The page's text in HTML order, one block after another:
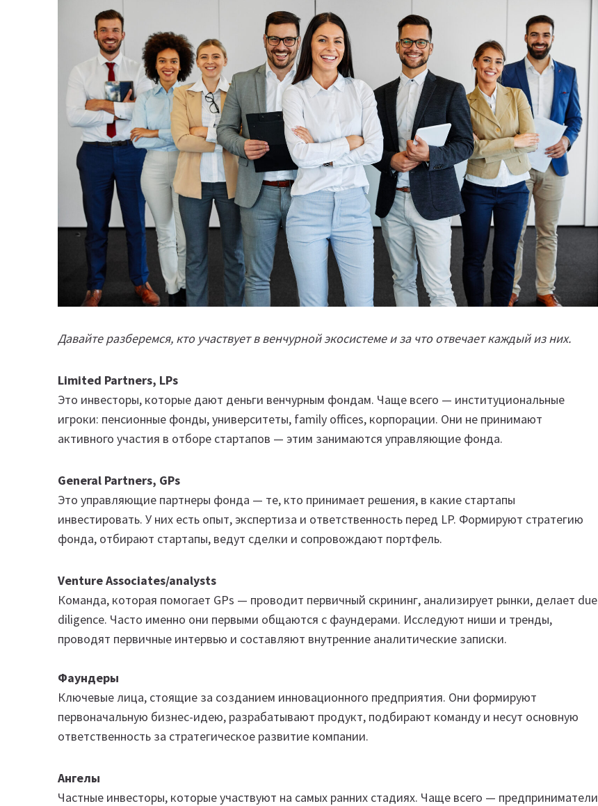
Давайте разберемся, кто участвует в венчурной экосистеме и за что отвечает каждый из них.
Limited Partners, LPs
Это инвесторы, которые дают деньги венчурным фондам. Чаще всего — институциональные
игроки: пенсионные фонды, университеты, family offices, корпорации. Они не принимают
активного участия в отборе стартапов — этим занимаются управляющие фонда.
General Partners, GPs
Это управляющие партнеры фонда — те, кто принимает решения, в какие стартапы
инвестировать. У них есть опыт, экспертиза и ответственность перед LP. Формируют стратегию
фонда, отбирают стартапы, ведут сделки и сопровождают портфель.
Venture Associates/analysts
Команда, которая помогает GPs — проводит первичный скрининг, анализирует рынки, делает due
diligence. Часто именно они первыми общаются с фаундерами. Исследуют ниши и тренды,
проводят первичные интервью и составляют внутренние аналитические записки.
Фаундеры
Ключевые лица, стоящие за созданием инновационного предприятия. Они формируют
первоначальную бизнес-идею, разрабатывают продукт, подбирают команду и несут основную
ответственность за стратегическое развитие компании.
Ангелы
Частные инвесторы, которые участвуют на самых ранних стадиях. Чаще всего — предприниматели